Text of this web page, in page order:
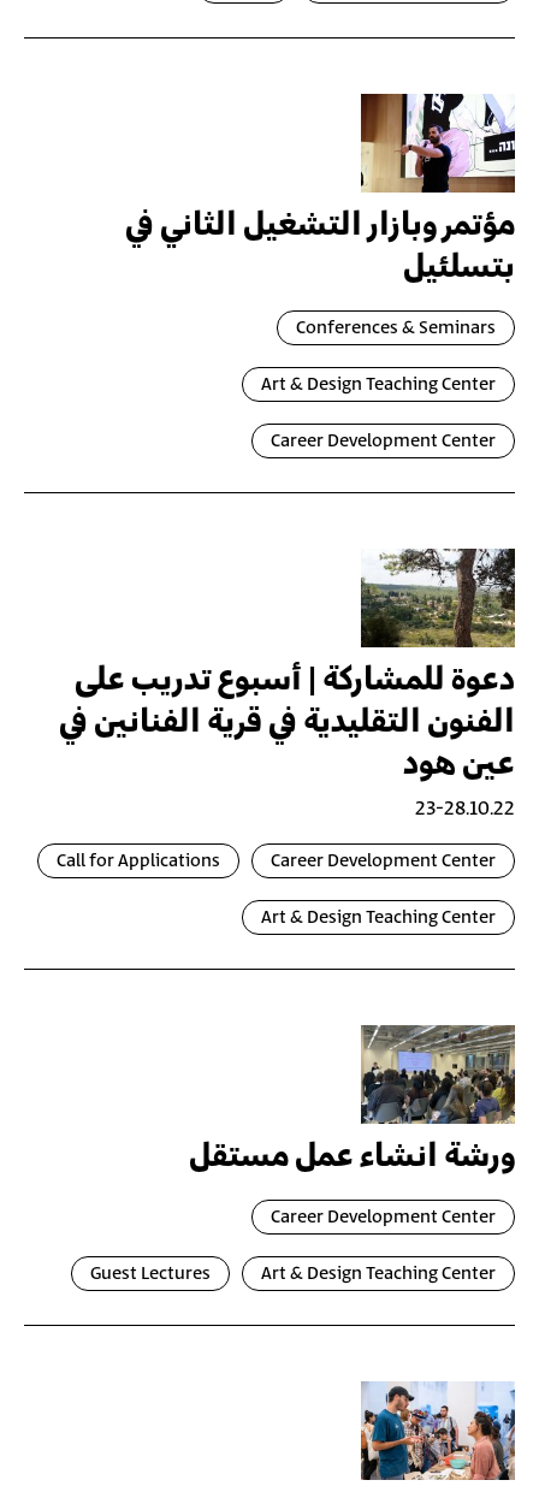
مؤتمر وبازار التشغيل الثاني في
بتسلئيل
Conferences & Seminars
Art & Design Teaching Center
Career Development Center
دعوة للمشاركة | أسبوع تدريب على
الفنون التقليدية في قرية الفنانين في
عين هود
23-28.10.22
Career Development Center
Call for Applications
Art & Design Teaching Center
ورشة انشاء عمل مستقل
Career Development Center
Art & Design Teaching Center
Guest Lectures